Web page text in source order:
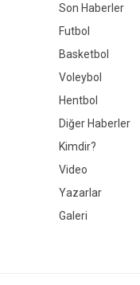
Son Haberler
Futbol
Basketbol
Voleybol
Hentbol
Diğer Haberler
Kimdir?
Video
Yazarlar
Galeri